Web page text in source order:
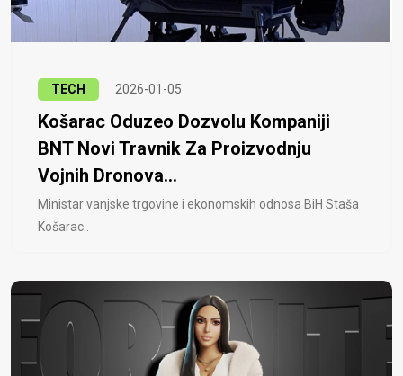
TECH 2026-01-05
Košarac Oduzeo Dozvolu Kompaniji
BNT Novi Travnik Za Proizvodnju
Vojnih Dronova...
Ministar vanjske trgovine i ekonomskih odnosa BiH Staša
Košarac..